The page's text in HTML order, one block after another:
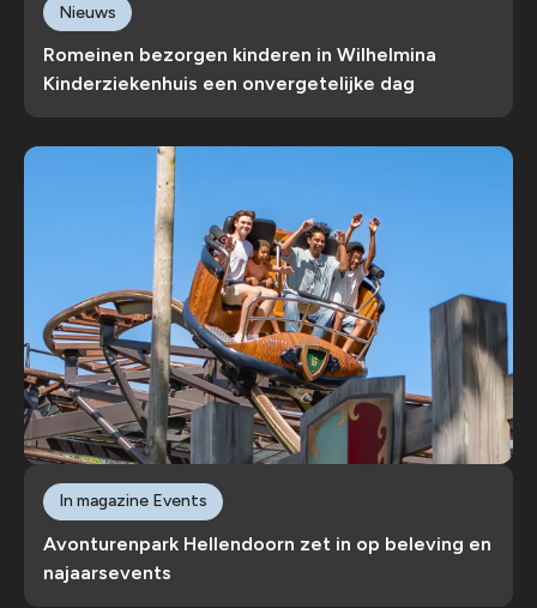
Romeinen bezorgen kinderen in Wilhelmina
Kinderziekenhuis een onvergetelijke dag
Nieuws
Avonturenpark Hellendoorn zet in op beleving en
najaarsevents
In magazine Events